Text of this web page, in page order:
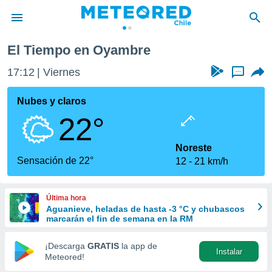
de
por
que se
calidad.
a este
las
y
forma
digital
basada
El Tiempo en Oyambre
17:12 Viernes ...
Nubes y claros
22°
Sensación de 22°
Noreste
12
21 km/h
Última hora
Aguanieve, heladas de hasta -3 °C y chubascos
marcarán el fin de semana en la RM
¡Descarga GRATIS la app de
Meteored!
Instalar